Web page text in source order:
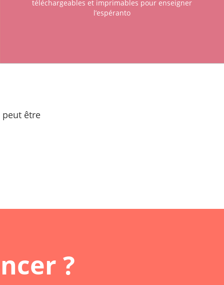
téléchargeables et imprimables pour enseigner
l’espéranto
peut être
?